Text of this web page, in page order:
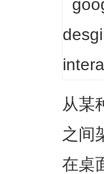
从某
之间
在桌